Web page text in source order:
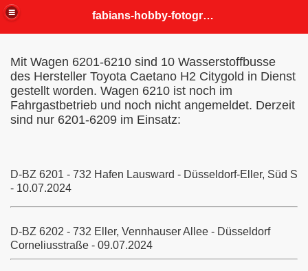
fabians-hobby-fotografien
Mit Wagen 6201-6210 sind 10 Wasserstoffbusse
des Hersteller Toyota Caetano H2 Citygold in Dienst
gestellt worden. Wagen 6210 ist noch im
Fahrgastbetrieb und noch nicht angemeldet. Derzeit
sind nur 6201-6209 im Einsatz:
D-BZ 6201 - 732 Hafen Lausward - Düsseldorf-Eller, Süd S
- 10.07.2024
D-BZ 6202 - 732 Eller, Vennhauser Allee - Düsseldorf
Corneliusstraße - 09.07.2024